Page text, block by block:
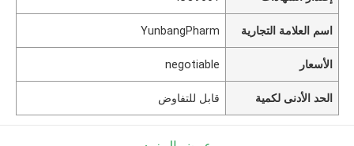
اسم العلامة التجارية YunbangPharm
الأسعار negotiable
الحد الأدنى لكمية قابل للتفاوض